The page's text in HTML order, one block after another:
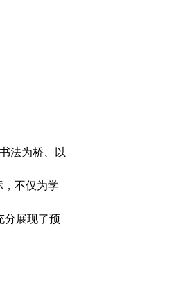
法为桥、以
，不仅为学
分展现了预